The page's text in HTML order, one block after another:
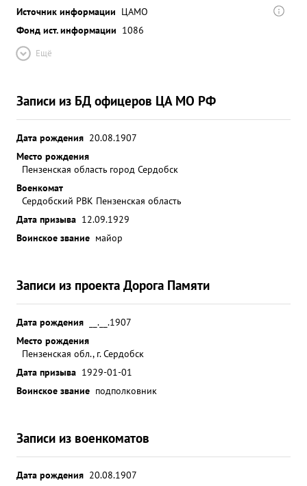
Источник информации ЦАМО
Фонд ист. информации 1086
Ещё
Записи из БД офицеров ЦА МО РФ
Дата рождения 20.08.1907
Место рождения
Пензенская область город Сердобск
Военкомат
Сердобский РВК Пензенская область
Дата призыва 12.09.1929
Воинское звание майор
Записи из проекта Дорога Памяти
Дата рождения
__.__.1907
Место рождения
Пензенская обл., г. Сердобск
Дата призыва 1929-01-01
Воинское звание подполковник
Записи из военкоматов
Дата рождения 20.08.1907